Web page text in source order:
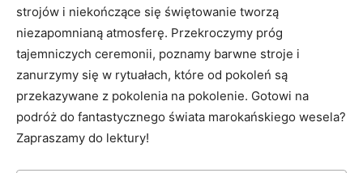
strojów i niekończące się świętowanie​ tworzą
⁣niezapomnianą atmosferę. Przekroczymy próg
tajemniczych​ ceremonii,‍ poznamy barwne ⁤stroje i
‍zanurzymy się w rytuałach, które od pokoleń są‌
przekazywane z ‍pokolenia‌ na pokolenie.‍ Gotowi na‌
podróż⁣ do fantastycznego ‍świata‌ marokańskiego wesela?‍
Zapraszamy do lektury!